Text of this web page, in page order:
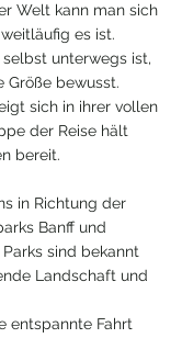
Welt kann man sich
es ist.
unterwegs ist,
Größe bewusst.
sich in ihrer vollen
der Reise hält
bereit.
in Richtung der
Banff und
Parks sind bekannt
Landschaft und
entspannte Fahrt